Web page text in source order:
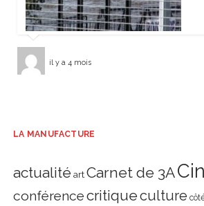
il y a 4 mois
LA MANUFACTURE
actualité art Carnet de 3A
conférencecritiqueculture